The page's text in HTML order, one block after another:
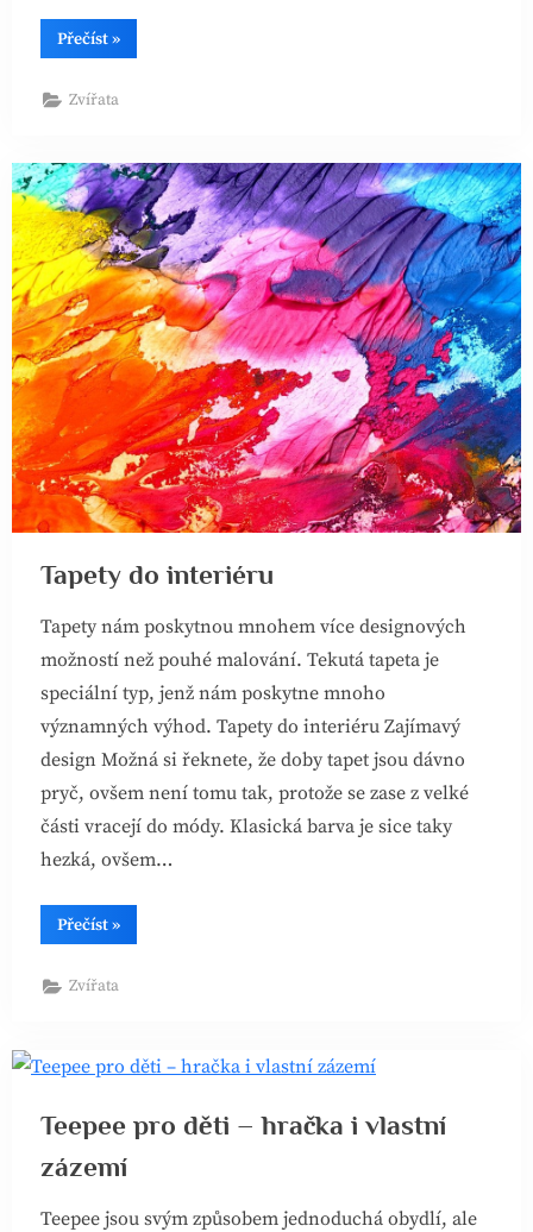
Přečíst“S
trampolínou
hormonální
»
Zvířata
Tapety do interiéru
Tapety nám poskytnou mnohem více designových
možností než pouhé malování. Tekutá tapeta je
speciální typ, jenž nám poskytne mnoho
významných výhod. Tapety do interiéru Zajímavý
design Možná si řeknete, že doby tapet jsou dávno
pryč, ovšem není tomu tak, protože se zase z velké
části vracejí do módy. Klasická barva je sice taky
hezká, ovšem…
Přečíst“Tapety
do
»
Zvířata
Teepee pro děti – hračka i vlastní
zázemí
Teepee jsou svým způsobem jednoduchá obydlí, ale